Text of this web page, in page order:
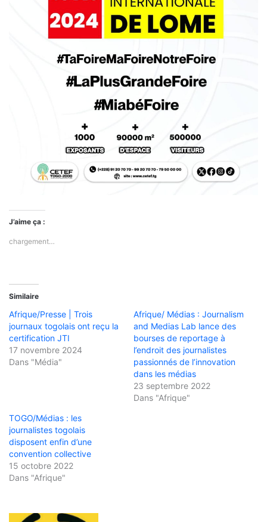
J’aime ça :
chargement…
Similaire
Afrique/Presse | Trois
journaux togolais ont reçu la
certification JTI
17 novembre 2024
Dans "Média"
Afrique/ Médias : Journalism
and Medias Lab lance des
bourses de reportage à
l’endroit des journalistes
passionnés de l’innovation
dans les médias
23 septembre 2022
Dans "Afrique"
TOGO/Médias : les
journalistes togolais
disposent enfin d’une
convention collective
15 octobre 2022
Dans "Afrique"